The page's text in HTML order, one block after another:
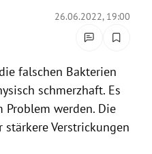
26.06.2022, 19:00
falschen Bakterien
schmerzhaft. Es
Problem werden. Die
Verstrickungen